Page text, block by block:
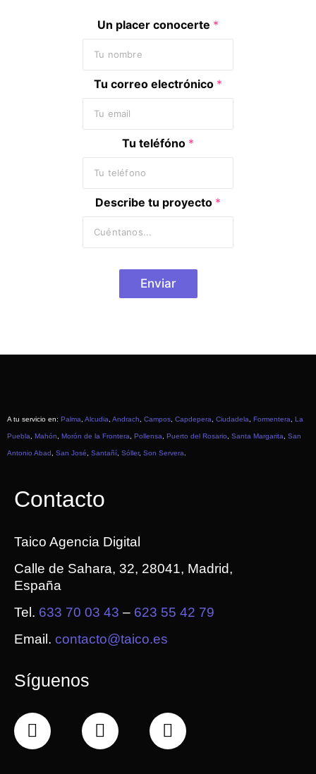
Un placer conocerte *
Tu correo electrónico *
Tu teléfóno *
Describe tu proyecto *
Enviar
A tu servicio en: Palma Alcudia Andrach Campos Capdepera Ciudadela Formentera La
Puebla Mahón Morón de la Frontera Pollensa Puerto del Rosario Santa Margarita San
Antonio Abad San José Santañí Sóller, Son Servera
Contacto
Taico Agencia Digital
Calle de Sahara, 32, 28041, Madrid,
España
Tel. 633 70 03 43 – 623 55 42 79
Email. contacto@taico.es
Síguenos
F
a
X
-
I
n